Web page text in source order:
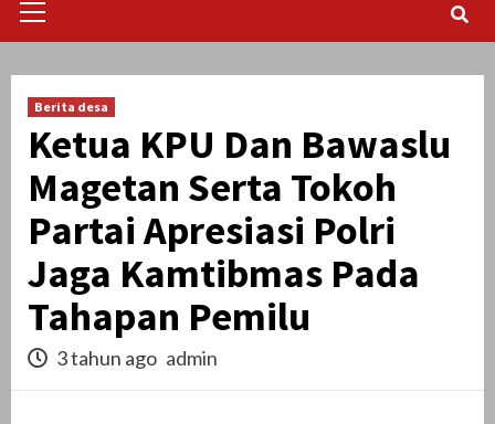
Menu
Berita desa
Ketua KPU Dan Bawaslu
Magetan Serta Tokoh
Partai Apresiasi Polri
Jaga Kamtibmas Pada
Tahapan Pemilu
3 tahun ago admin